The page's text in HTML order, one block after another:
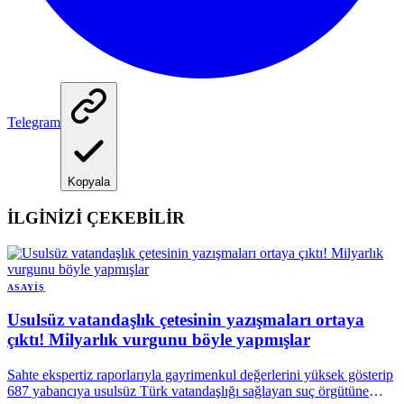
Telegram
Kopyala
İLGİNİZİ ÇEKEBİLİR
ASAYIŞ
Usulsüz vatandaşlık çetesinin yazışmaları ortaya
çıktı! Milyarlık vurgunu böyle yapmışlar
Sahte ekspertiz raporlarıyla gayrimenkul değerlerini yüksek gösterip
687 yabancıya usulsüz Türk vatandaşlığı sağlayan suç örgütüne